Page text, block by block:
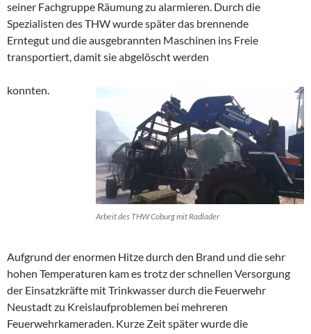
seiner Fachgruppe Räumung zu alarmieren. Durch die
Spezialisten des THW wurde später das brennende
Erntegut und die ausgebrannten Maschinen ins Freie
transportiert, damit sie abgelöscht werden
Arbeit des THW Coburg mit Radlader
konnten.
Aufgrund der enormen Hitze durch den Brand und die sehr
hohen Temperaturen kam es trotz der schnellen Versorgung
der Einsatzkräfte mit Trinkwasser durch die Feuerwehr
Neustadt zu Kreislaufproblemen bei mehreren
Feuerwehrkameraden. Kurze Zeit später wurde die